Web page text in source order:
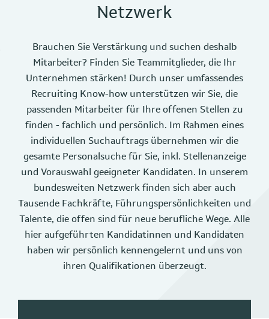
Netzwerk
Brauchen Sie Verstärkung und suchen deshalb
Mitarbeiter? Finden Sie Teammitglieder, die Ihr
Unternehmen stärken! Durch unser umfassendes
Recruiting Know-how unterstützen wir Sie, die
passenden Mitarbeiter für Ihre offenen Stellen zu
finden - fachlich und persönlich. Im Rahmen eines
individuellen Suchauftrags übernehmen wir die
gesamte Personalsuche für Sie, inkl. Stellenanzeige
und Vorauswahl geeigneter Kandidaten. In unserem
bundesweiten Netzwerk finden sich aber auch
Tausende Fachkräfte, Führungspersönlichkeiten und
Talente, die offen sind für neue berufliche Wege. Alle
hier aufgeführten Kandidatinnen und Kandidaten
haben wir persönlich kennengelernt und uns von
ihren Qualifikationen überzeugt.